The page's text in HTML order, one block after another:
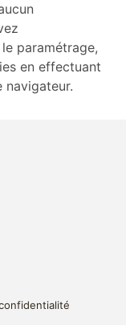
paramétrage,
en effectuant
navigateur.